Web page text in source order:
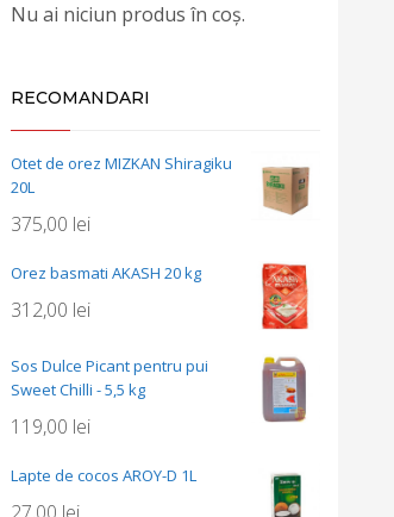
Nu ai niciun produs în coș.
RECOMANDARI
Otet de orez MIZKAN Shiragiku
20L
375,00 lei
Orez basmati AKASH 20 kg
312,00 lei
Sos Dulce Picant pentru pui
Sweet Chilli - 5,5 kg
119,00 lei
Lapte de cocos AROY-D 1L